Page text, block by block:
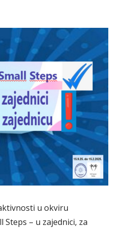
u okviru
Steps – u zajednici, za